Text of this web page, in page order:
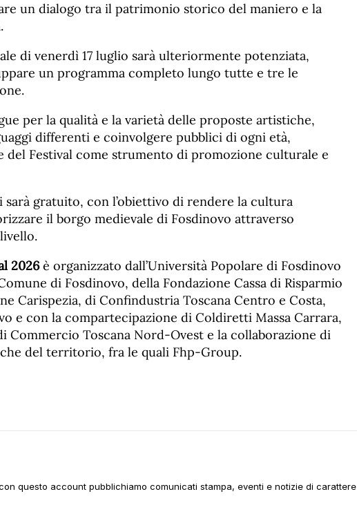
un dialogo tra il patrimonio storico del maniero e la
di venerdì 17 luglio sarà ulteriormente potenziata,
un programma completo lungo tutte e tre le
per la qualità e la varietà delle proposte artistiche,
differenti e coinvolgere pubblici di ogni età,
del Festival come strumento di promozione culturale e
sarà gratuito, con l’obiettivo di rendere la cultura
il borgo medievale di Fosdinovo attraverso
2026è organizzato dall’Università Popolare di Fosdinovo
di Fosdinovo, della Fondazione Cassa di Risparmio
Carispezia, di Confindustria Toscana Centro e Costa,
e con la compartecipazione di Coldiretti Massa Carrara,
Commercio Toscana Nord-Ovest e la collaborazione di
del territorio, fra le quali Fhp-Group.
questo account pubblichiamo comunicati stampa, eventi e notizie di carattere